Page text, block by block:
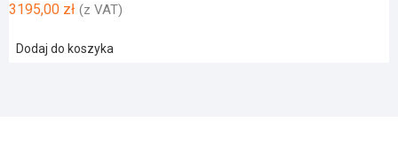
3195,00 zł (z VAT)
Dodaj do koszyka